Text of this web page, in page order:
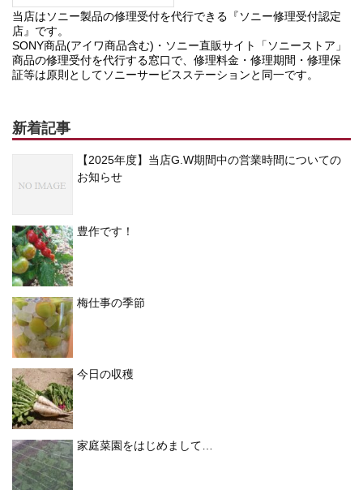
当店はソニー製品の修理受付を代行できる『ソニー修理受付認定
店』です。
SONY商品(アイワ商品含む)・ソニー直販サイト「ソニーストア」
商品の修理受付を代行する窓口で、修理料金・修理期間・修理保
証等は原則としてソニーサービスステーションと同一です。
新着記事
【2025年度】当店G.W期間中の営業時間についての
お知らせ
豊作です！
梅仕事の季節
今日の収穫
家庭菜園をはじめまして…